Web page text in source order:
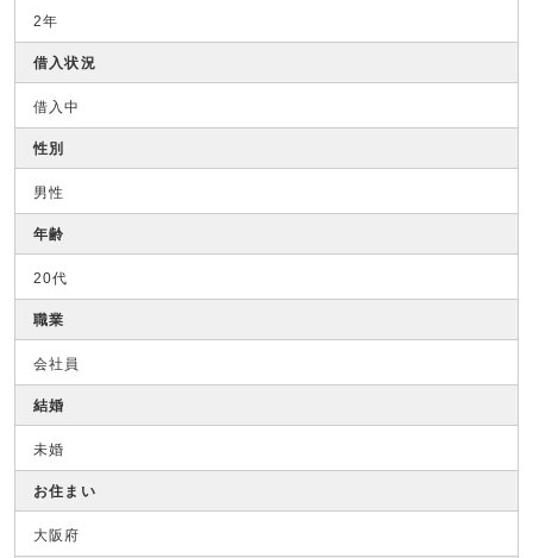
2年
借入状況
借入中
性別
男性
年齢
20代
職業
会社員
結婚
未婚
お住まい
大阪府